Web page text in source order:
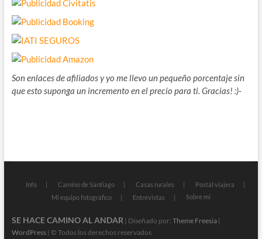
Son enlaces de afiliados y yo me llevo un pequeño porcentaje sin
que esto suponga un incremento en el precio para ti. Gracias! :)-
Info Camino de Santiago Casas rurales
Postal viajera
Mi equipo fotográfico
Entrevistas Sobre mí
SE HACE CAMINO AL ANDAR| Diseñado por: Theme Freesia|
WordPress| © Todos los derechos reservados